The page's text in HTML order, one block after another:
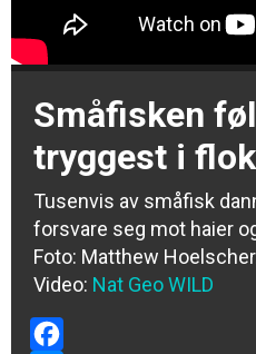
Småfisken
tryggest i
Tusenvis av småfisk
forsvare seg mot haier
Foto: Matthew Hoelscher
Video: Nat Geo WILD